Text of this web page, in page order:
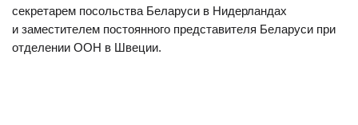
секретарем посольства Беларуси в Нидерландах
и заместителем постоянного представителя Беларуси при
отделении ООН в Швеции.